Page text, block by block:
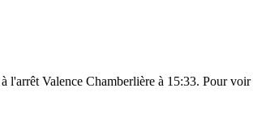
Valence Chamberlière à 15:33. Pour